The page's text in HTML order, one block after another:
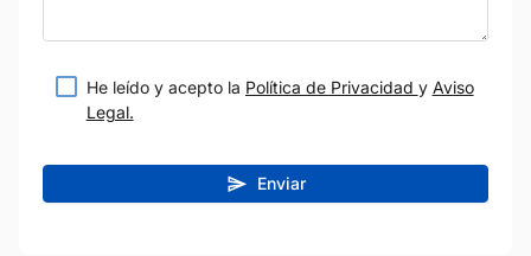
He leído y acepto la Política de Privacidad y Aviso
Legal.
Enviar